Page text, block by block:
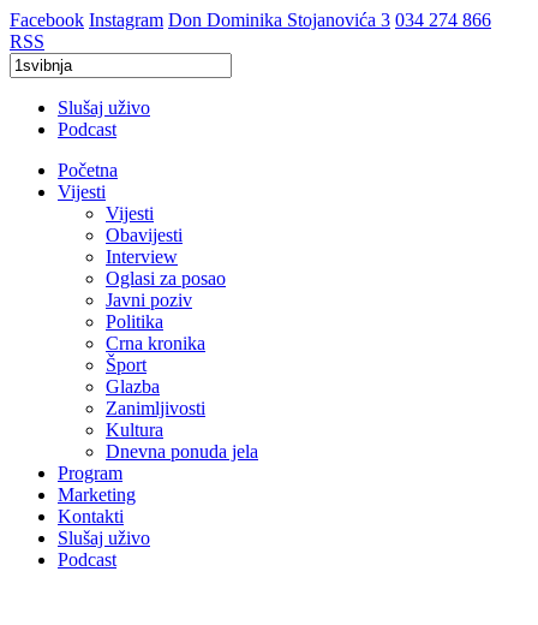
Facebook Instagram Don Dominika Stojanovića 3 034 274 866
RSS
Slušaj uživo
Podcast
Početna
Vijesti
Vijesti
Obavijesti
Interview
Oglasi za posao
Javni poziv
Politika
Crna kronika
Šport
Glazba
Zanimljivosti
Kultura
Dnevna ponuda jela
Program
Marketing
Kontakti
Slušaj uživo
Podcast